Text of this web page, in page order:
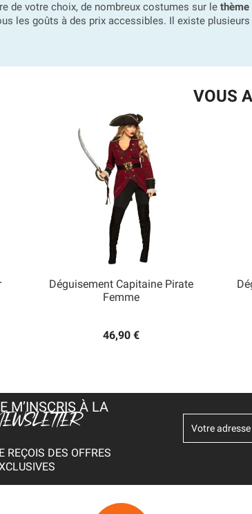
de votre choix, de nombreux costumes sur le thème
les goûts à des prix accessibles. Il existe
VOUS
Déguisement Capitaine Pirate
Femme
46,90 €
Aperçu rapide
M’INSCRIS À LA
REÇOIS DES OFFRES